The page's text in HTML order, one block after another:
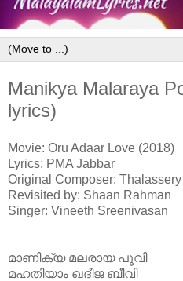
Manikya Malaraya
lyrics)
Movie: Oru Adaar Love (2018)
Lyrics: PMA Jabbar
Original Composer:
Revisited by: Shaan Rahman
Singer: Vineeth Sreenivasan
മാണിക്യ മലരായ പൂവി
മഹതിയാം ഖദീജ ബീവി